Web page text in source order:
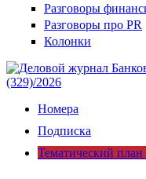
Разговоры
Разговоры про PR
Колонки
Номера
Подписка
Тематический план